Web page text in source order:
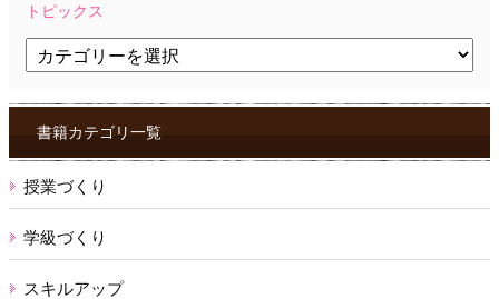
トピックス
ク
ス書籍カテゴリ一覧
授業づくり
学級づくり
スキルアップ